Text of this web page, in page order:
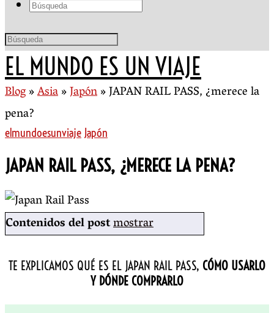
EL MUNDO ES UN VIAJE
Blog»Asia»Japón»JAPAN RAIL PASS, ¿merece la
pena?
elmundoesunviaje Japón
JAPAN RAIL PASS, ¿MERECE LA PENA?
Contenidos del postmostrar
TE EXPLICAMOS QUÉ ES EL JAPAN RAIL PASS, CÓMO USARLO
Y DÓNDE COMPRARLO